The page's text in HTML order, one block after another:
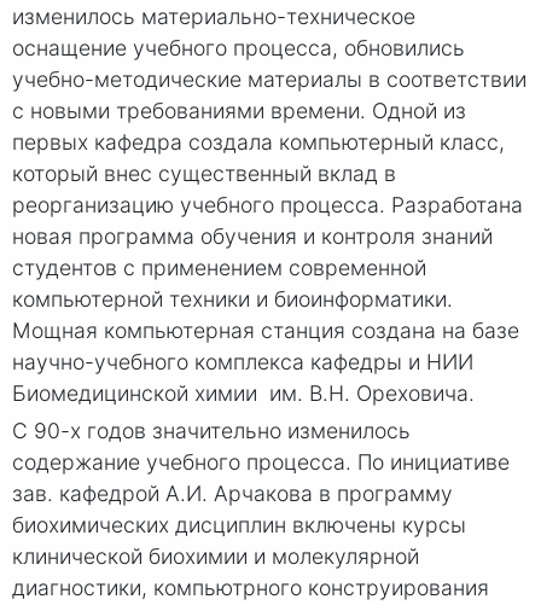
изменилось материально-техническое
оснащение учебного процесса, обновились
учебно-методические материалы в соответствии
с новыми требованиями времени. Одной из
первых кафедра создала компьютерный класс,
который внес существенный вклад в
реорганизацию учебного процесса. Разработана
новая программа обучения и контроля знаний
студентов с применением современной
компьютерной техники и биоинформатики.
Мощная компьютерная станция создана на базе
научно-учебного комплекса кафедры и НИИ
Биомедицинской химии им. В.Н. Ореховича.
С 90-х годов значительно изменилось
содержание учебного процесса. По инициативе
зав. кафедрой А.И. Арчакова в программу
биохимических дисциплин включены курсы
клинической биохимии и молекулярной
диагностики, компьютрного конструирования